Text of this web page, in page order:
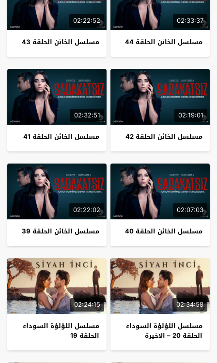
02:33:37
مسلسل الخائن الحلقة 44
02:22:52
مسلسل الخائن الحلقة 43
02:19:01
مسلسل الخائن الحلقة 42
02:32:51
مسلسل الخائن الحلقة 41
02:07:03
مسلسل الخائن الحلقة 40
02:22:02
مسلسل الخائن الحلقة 39
02:34:58
مسلسل اللؤلؤة السوداء
الحلقة 20 – الاخيرة
02:24:15
مسلسل اللؤلؤة السوداء
الحلقة 19